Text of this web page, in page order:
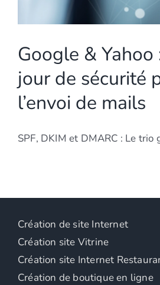
Google & Yahoo
jour de sécurité
l’envoi de mails
SPF, DKIM et DMARC : Le trio
Création de site Internet
Création site Vitrine
Création site Internet
Création de boutique en ligne